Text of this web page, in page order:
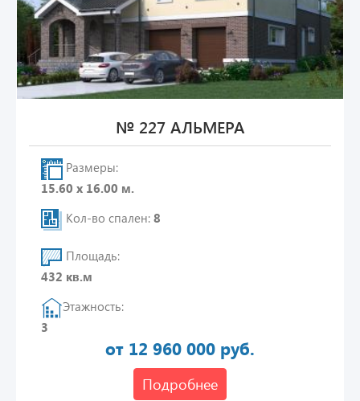
№ 227 АЛЬМЕРА
Размеры:
15.60 х 16.00 м.
Кол-во спален: 8
Площадь:
432 кв.м
Этажность:
3
от 12 960 000 руб.
Подробнее